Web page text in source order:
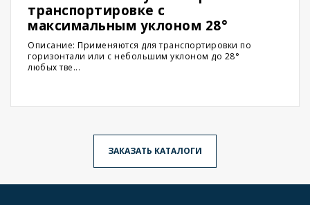
транспортировке с
максимальным уклоном 28°
Описание: Применяются для транспортировки по
горизонтали или с небольшим уклоном до 28°
любых тве...
ЗАКАЗАТЬ КАТАЛОГИ